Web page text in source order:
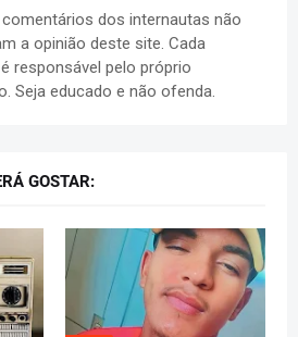
comentários dos internautas não
a opinião deste site. Cada
responsável pelo próprio
Seja educado e não ofenda.
GOSTAR: